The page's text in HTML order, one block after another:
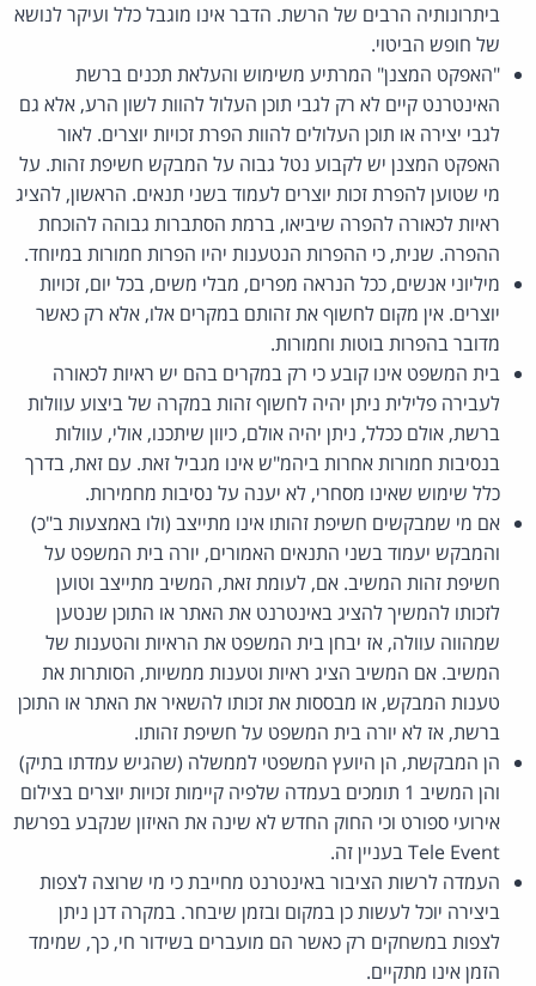
ביתרונותיה הרבים של הרשת. הדבר אינו מוגבל כלל ועיקר לנושא
של חופש הביטוי.
"האפקט המצנן" המרתיע משימוש והעלאת תכנים ברשת
האינטרנט קיים לא רק לגבי תוכן העלול להוות לשון הרע, אלא גם
לגבי יצירה או תוכן העלולים להוות הפרת זכויות יוצרים. לאור
האפקט המצנן יש לקבוע נטל גבוה על המבקש חשיפת זהות. על
מי שטוען להפרת זכות יוצרים לעמוד בשני תנאים. הראשון, להציג
ראיות לכאורה להפרה שיביאו, ברמת הסתברות גבוהה להוכחת
ההפרה. שנית, כי ההפרות הנטענות יהיו הפרות חמורות במיוחד.
מיליוני אנשים, ככל הנראה מפרים, מבלי משים, בכל יום, זכויות
יוצרים. אין מקום לחשוף את זהותם במקרים אלו, אלא רק כאשר
מדובר בהפרות בוטות וחמורות.
בית המשפט אינו קובע כי רק במקרים בהם יש ראיות לכאורה
לעבירה פלילית ניתן יהיה לחשוף זהות במקרה של ביצוע עוולות
ברשת, אולם ככלל, ניתן יהיה אולם, כיוון שיתכנו, אולי, עוולות
בנסיבות חמורות אחרות ביהמ"ש אינו מגביל זאת. עם זאת, בדרך
כלל שימוש שאינו מסחרי, לא יענה על נסיבות מחמירות.
אם מי שמבקשים חשיפת זהותו אינו מתייצב (ולו באמצעות ב"כ)
והמבקש יעמוד בשני התנאים האמורים, יורה בית המשפט על
חשיפת זהות המשיב. אם, לעומת זאת, המשיב מתייצב וטוען
לזכותו להמשיך להציג באינטרנט את האתר או התוכן שנטען
שמהווה עוולה, אז יבחן בית המשפט את הראיות והטענות של
המשיב. אם המשיב הציג ראיות וטענות ממשיות, הסותרות את
טענות המבקש, או מבססות את זכותו להשאיר את האתר או התוכן
ברשת, אז לא יורה בית המשפט על חשיפת זהותו.
הן המבקשת, הן היועץ המשפטי לממשלה (שהגיש עמדתו בתיק)
והן המשיב 1 תומכים בעמדה שלפיה קיימות זכויות יוצרים בצילום
אירועי ספורט וכי החוק החדש לא שינה את האיזון שנקבע בפרשת
Tele Event בעניין זה.
העמדה לרשות הציבור באינטרנט מחייבת כי מי שרוצה לצפות
ביצירה יוכל לעשות כן במקום ובזמן שיבחר. במקרה דנן ניתן
לצפות במשחקים רק כאשר הם מועברים בשידור חי, כך, שמימד
הזמן אינו מתקיים.